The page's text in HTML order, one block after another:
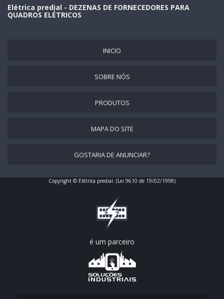
MONTAGEM DE UM QUADRO DE DISTRIBUIÇÃO
QUADRO ELÉTRICO MONTADO
MONTAGEM DE QUADROS ELÉTRICOS
SERVIÇOS DE INSTALAÇÃO DE QUADRO ELÉTRICO
INSTALAÇÃO DE QUADRO DE DISTRIBUIÇÃO TRIFÁSICO
MONTAGEM DE QUADRO DE COMANDO
MONTAGEM DE QUADRO ELÉTRICO BAHIA
EMPRESA DE MONTAGEM DE QUADROS ELÉTRICOS
MONTAGEM DE QUADRO ELÉTRICO RESIDENCIAL
Elétrica predial - DEZENAS DE FORNECEDORES PARA
QUADROS ELÉTRICOS
INICIO
SOBRE NÓS
PRODUTOS
MAPA DO SITE
GOSTARIA DE ANUNCIAR?
Copyright © Elétrica predial. (Lei 9610 de 19/02/1998)
é um parceiro